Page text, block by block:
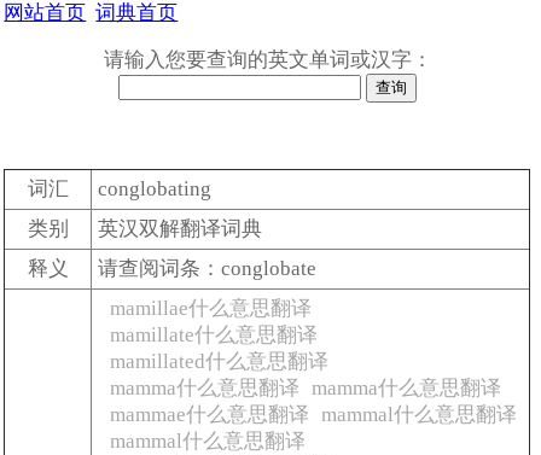
网站首页 词典首页
请输入您要查询的英文单词或汉字：
词汇
conglobating
类别
英汉双解翻译词典
释义
请查阅词条：conglobate
mamillae什么意思翻译
mamillate什么意思翻译
mamillated什么意思翻译
mamma什么意思翻译 mamma什么意思翻译
mammae什么意思翻译 mammal什么意思翻译
mammal什么意思翻译